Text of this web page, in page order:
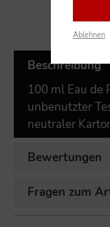
Beschreibung
100 ml Eau de
unbenutzter
neutraler
Bewertungen
Fragen zum
Ablehnen